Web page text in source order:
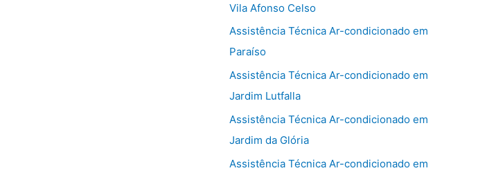
Vila Afonso Celso
Assistência Técnica Ar-condicionado em
Paraíso
Assistência Técnica Ar-condicionado em
Jardim Lutfalla
Assistência Técnica Ar-condicionado em
Jardim da Glória
Assistência Técnica Ar-condicionado em